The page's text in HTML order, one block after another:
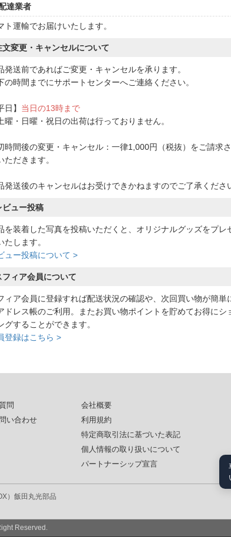
達業者
ト運輸でお届けいたします。
文変更・キャンセルについて
発送前であればご変更・キャンセルを承ります。
の時間までにサポートセンターへご連絡ください。
日】 当日の13時まで
曜・日曜・祝日の出荷は行っておりません。
時間後の変更・キャンセル：一律1,000円（税抜）をご請求
ただきます。
発送後のキャンセルはお受けできかねますのでご了承くださ
ビュー投稿
を装着した写真を投稿いただくと、オリジナルグッズをプレ
たします。
ュー投稿について >
フィア会員について
ィア会員に登録すれば配送状況の確認や、次回買い物が簡単
ドレス帳のご利用。またお買い物ポイントを貯めてお得にシ
グすることができます。
登録はこちら >
問
い合わせ
会社概要
利用規約
特定商取引法に基づいた表記
個人情報の取り扱いについて
パートナーシップ宣言
） 飯田丸光部品
Reserved.